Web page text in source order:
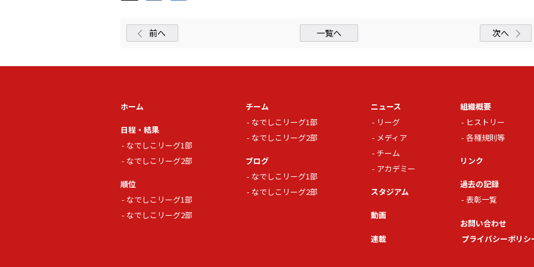
前へ 一覧へ 次へ
ホーム
日程・結果
なでしこリーグ1部
なでしこリーグ2部
順位
なでしこリーグ1部
なでしこリーグ2部
チーム
なでしこリーグ1部
なでしこリーグ2部
ブログ
なでしこリーグ1部
なでしこリーグ2部
ニュース
リーグ
メディア
チーム
アカデミー
スタジアム
動画
連載
組織概要
ヒストリー
各種規則等
リンク
過去の記録
表彰一覧
お問い合わせ
プライバシーポリシ